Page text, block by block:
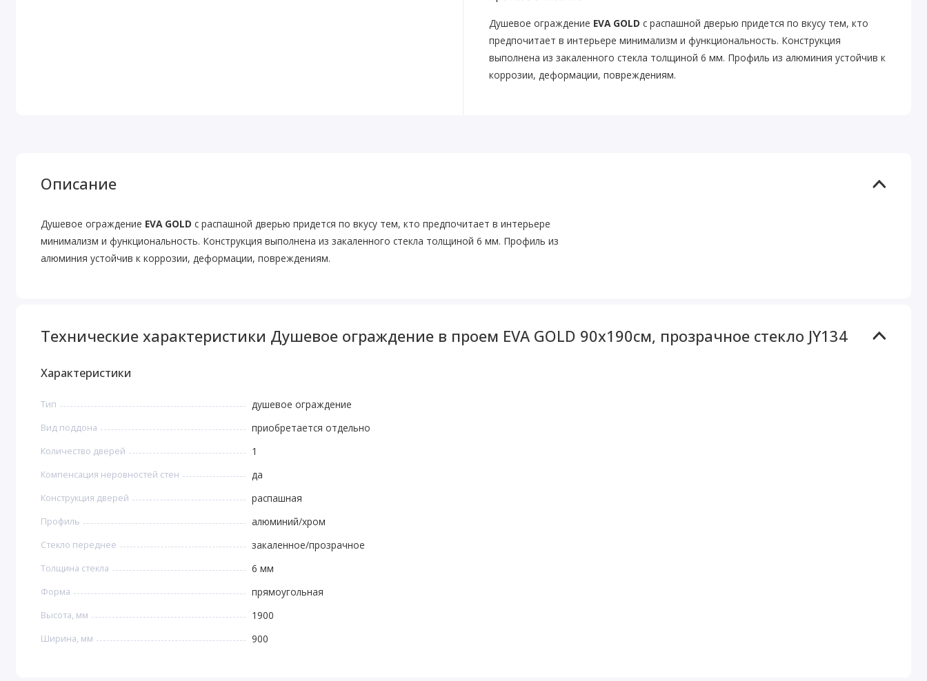
Душевое ограждение EVA GOLD с распашной дверью придется по вкусу тем, кто
предпочитает в интерьере минимализм и функциональность. Конструкция
выполнена из закаленного стекла толщиной 6 мм. Профиль из алюминия устойчив к
коррозии, деформации, повреждениям.
Описание
Душевое ограждение EVA GOLD с распашной дверью придется по вкусу тем, кто предпочитает в интерьере
минимализм и функциональность. Конструкция выполнена из закаленного стекла толщиной 6 мм. Профиль из
алюминия устойчив к коррозии, деформации, повреждениям.
Технические характеристики Душевое ограждение в проем EVA GOLD 90х190см, прозрачное стекло JY134
Характеристики
Тип душевое ограждение
Вид поддона приобретается отдельно
Количество дверей 1
Компенсация неровностей стен да
Конструкция дверей распашная
Профиль алюминий/хром
Стекло переднее закаленное/прозрачное
Толщина стекла 6 мм
Форма прямоугольная
Высота, мм 1900
Ширина, мм 900